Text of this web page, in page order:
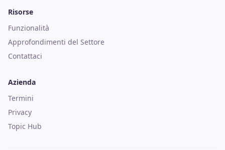
Risorse
Funzionalità
Approfondimenti del Settore
Contattaci
Azienda
Termini
Privacy
Topic Hub